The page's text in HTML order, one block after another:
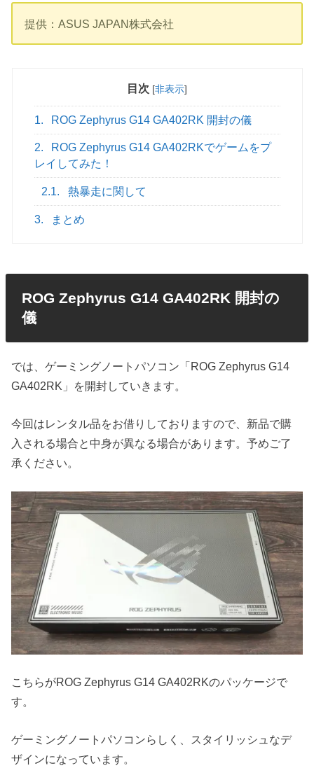
提供：ASUS JAPAN株式会社
目次 [非表示]
1. ROG Zephyrus G14 GA402RK 開封の儀
2.
ROG Zephyrus G14 GA402RKでゲームをプ
レイしてみた！
2.1. 熱暴走に関して
3. まとめ
ROG Zephyrus G14 GA402RK 開封の
儀
では、ゲーミングノートパソコン「ROG Zephyrus G14
GA402RK」を開封していきます。
今回はレンタル品をお借りしておりますので、新品で購
入される場合と中身が異なる場合があります。予めご了
承ください。
こちらがROG Zephyrus G14 GA402RKのパッケージで
す。
ゲーミングノートパソコンらしく、スタイリッシュなデ
ザインになっています。